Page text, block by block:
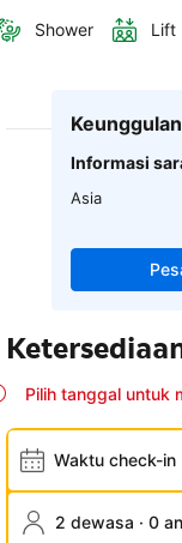
Shower Lift
Informasi
Asia
Pilih tanggal untuk
Waktu check-in
2 dewasa · 0